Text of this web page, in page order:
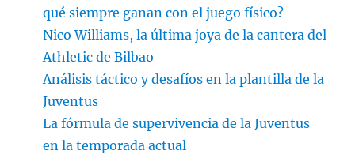
qué siempre ganan con el juego físico?
Nico Williams, la última joya de la cantera del
Athletic de Bilbao
Análisis táctico y desafíos en la plantilla de la
Juventus
La fórmula de supervivencia de la Juventus
en la temporada actual